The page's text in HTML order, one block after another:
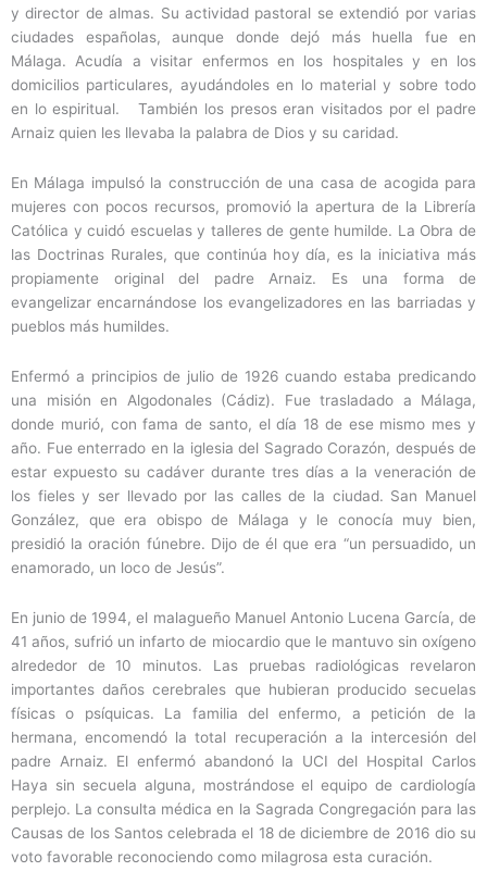
y director de almas. Su actividad pastoral se extendió por varias
ciudades españolas, aunque donde dejó más huella fue en
Málaga. Acudía a visitar enfermos en los hospitales y en los
domicilios particulares, ayudándoles en lo material y sobre todo
en lo espiritual.
También los presos eran visitados por el padre
Arnaiz quien les llevaba la palabra de Dios y su caridad.
En Málaga impulsó la construcción de una casa de acogida para
mujeres con pocos recursos, promovió la apertura de la Librería
Católica y cuidó escuelas y talleres de gente humilde. La Obra de
las Doctrinas Rurales, que continúa hoy día, es la iniciativa más
propiamente original del padre Arnaiz. Es una forma de
evangelizar encarnándose los evangelizadores en las barriadas y
pueblos más humildes.
Enfermó a principios de julio de 1926 cuando estaba predicando
una misión en Algodonales (Cádiz). Fue trasladado a Málaga,
donde murió, con fama de santo, el día 18 de ese mismo mes y
año. Fue enterrado en la iglesia del Sagrado Corazón, después de
estar expuesto su cadáver durante tres días a la veneración de
los fieles y ser llevado por las calles de la ciudad. San Manuel
González, que era obispo de Málaga y le conocía muy bien,
presidió la oración fúnebre. Dijo de él que era “un persuadido, un
enamorado, un loco de Jesús”.
En junio de 1994, el malagueño Manuel Antonio Lucena García, de
41 años, sufrió un infarto de miocardio que le mantuvo sin oxígeno
alrededor de 10 minutos. Las pruebas radiológicas revelaron
importantes daños cerebrales que hubieran producido secuelas
físicas o psíquicas. La familia del enfermo, a petición de la
hermana, encomendó la total recuperación a la intercesión del
padre Arnaiz. El enfermó abandonó la UCI del Hospital Carlos
Haya sin secuela alguna, mostrándose el equipo de cardiología
perplejo. La consulta médica en la Sagrada Congregación para las
Causas de los Santos celebrada el 18 de diciembre de 2016 dio su
voto favorable reconociendo como milagrosa esta curación.